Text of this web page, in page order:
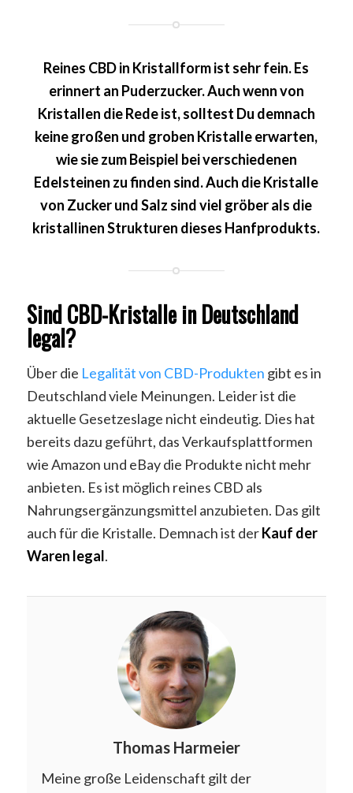
Reines CBD in Kristallform ist sehr fein. Es
erinnert an Puderzucker. Auch wenn von
Kristallen die Rede ist, solltest Du demnach
keine großen und groben Kristalle erwarten,
wie sie zum Beispiel bei verschiedenen
Edelsteinen zu finden sind. Auch die Kristalle
von Zucker und Salz sind viel gröber als die
kristallinen Strukturen dieses Hanfprodukts.
Sind CBD-Kristalle in Deutschland
legal?
Über die Legalität von CBD-Produkten gibt es in
Deutschland viele Meinungen. Leider ist die
aktuelle Gesetzeslage nicht eindeutig. Dies hat
bereits dazu geführt, das Verkaufsplattformen
wie Amazon und eBay die Produkte nicht mehr
anbieten. Es ist möglich reines CBD als
Nahrungsergänzungsmittel anzubieten. Das gilt
auch für die Kristalle. Demnach ist derKauf der
Waren legal.
Thomas Harmeier
Meine große Leidenschaft gilt der